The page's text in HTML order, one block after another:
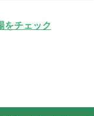
をチェック